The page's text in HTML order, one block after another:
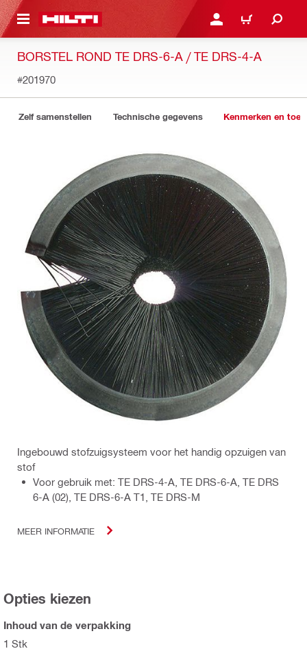
HOOFDINHOUD LOG IN OF REGISTREER
WINKELWAGEN
BORSTEL ROND TE DRS-6-A / TE DRS-4-A
#201970
Zelf samenstellen Technische gegevens Kenmerken en
Ingebouwd stofzuigsysteem voor het handig opzuigen van
stof
Voor gebruik met: TE DRS-4-A, TE DRS-6-A, TE DRS
6-A (02), TE DRS-6-A T1, TE DRS-M
MEER INFORMATIE
Opties kiezen
Inhoud van de verpakking
1 Stk